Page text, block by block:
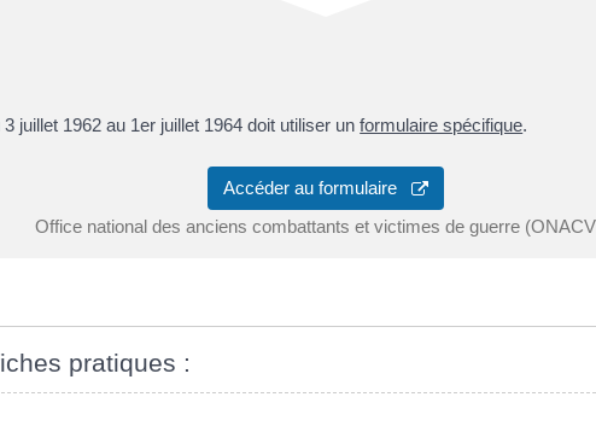
juillet 1962 au 1er juillet 1964 doit utiliser unformulaire spécifique.
Accéder au formulaire
Office national des anciens combattants et victimes de guerre
pratiques :